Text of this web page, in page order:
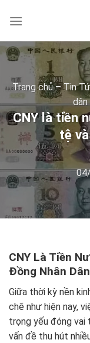
Trang chủ–Tin
CNY là tiền
tệ
CNY Là Tiền
Đồng Nhân
Giữa thời kỳ nền
chẽ như hiện nay,
trọng yếu đóng
vấn đề thu hút